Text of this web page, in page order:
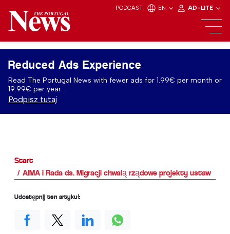
PODCAST EN AD-LITE
Reduced Ads Experience
Read The Portugal News with fewer ads for 1.99€ per month or
19.99€ per year.
Podpisz tutaj
Start
AIMA i Rada ds. Migracji chwalą rządowe projekty ustaw
Udostępnij ten artykuł: